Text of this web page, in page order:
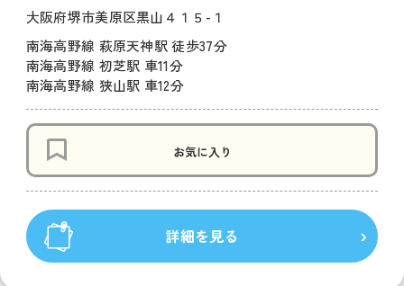
大阪府堺市美原区黒山４１５-１
南海高野線 萩原天神駅 徒歩37分
南海高野線 初芝駅 車11分
南海高野線 狭山駅 車12分
お気に入り
詳細を見る